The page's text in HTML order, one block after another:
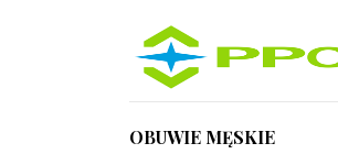
OBUWIE MĘSKIE